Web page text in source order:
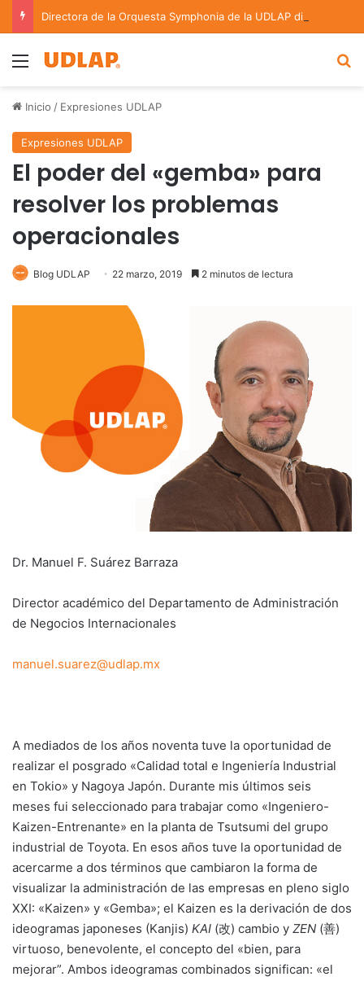
Menu
Inicio / Expresiones UDLAP
Expresiones UDLAP
El poder del «gemba» para
resolver los problemas
operacionales
Blog UDLAP 22 marzo, 2019 2 minutos de lectura
Dr. Manuel F. Suárez Barraza
Director académico del Departamento de Administración
de Negocios Internacionales
manuel.suarez@udlap.mx
A mediados de los años noventa tuve la oportunidad de
realizar el posgrado «Calidad total e Ingeniería Industrial
en Tokio» y Nagoya Japón. Durante mis últimos seis
meses fui seleccionado para trabajar como «Ingeniero-
Kaizen-Entrenante» en la planta de Tsutsumi del grupo
industrial de Toyota. En esos años tuve la oportunidad de
acercarme a dos términos que cambiaron la forma de
visualizar la administración de las empresas en pleno siglo
XXI: «Kaizen» y «Gemba»; el Kaizen es la derivación de dos
ideogramas japoneses (Kanjis) KAI (改) cambio y ZEN (善)
virtuoso, benevolente, el concepto del «bien, para
mejorar”. Ambos ideogramas combinados significan: «el